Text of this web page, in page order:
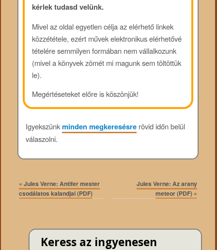
kérlek tudasd velünk.
Mivel az oldal egyetlen célja az elérhető linkek
közzététele, ezért művek elektronikus elérhetővé
tételére semmilyen formában nem vállalkozunk
(mivel a könyvek zömét mi magunk sem töltöttük
le).
Megértéseteket előre is köszönjük!
Igyekszünkminden megkeresésrerövid időn belül
válaszolni.
« Jules Verne: Antifer mester
csodálatos kalandjai (PDF)
Jules Verne: Az arany
meteor (PDF) »
Keress az ingyenesen